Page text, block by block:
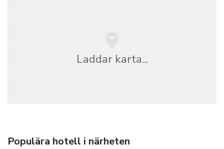
Laddar karta...
Populära hotell i närheten